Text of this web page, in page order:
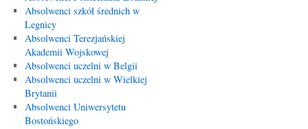
Absolwenci szkół średnich w
Legnicy
Absolwenci Terezjańskiej
Akademii Wojskowej
Absolwenci uczelni w Belgii
Absolwenci uczelni w Wielkiej
Brytanii
Absolwenci Uniwersytetu
Bostońskiego